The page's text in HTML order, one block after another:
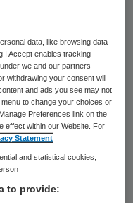
steeds
groei van
zich
een grotere
top en de
doen?
data, like browsing data
I Accept enables tracking
we and our partners
withdrawing your consent will
and ads you see may not
to change your choices or
Preferences link on the
effect within our Website. For
Statement
and statistical cookies,
to provide: